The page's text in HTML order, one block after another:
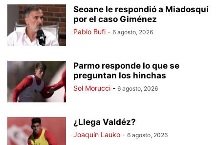
Seoane le respondió a Miadosqui
por el caso Giménez
Pablo Bufi - 6 agosto, 2026
Parmo responde lo que se
preguntan los hinchas
Sol Morucci - 6 agosto, 2026
¿Llega Valdéz?
Joaquin Lauko - 6 agosto, 2026